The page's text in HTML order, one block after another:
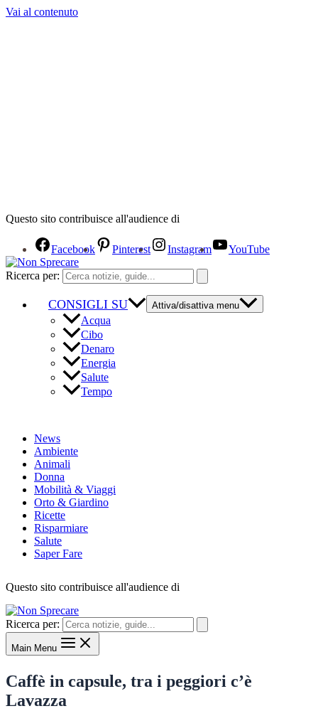
Vai al contenuto
Questo sito contribuisce all'audience di
Facebook Pinterest Instagram YouTube
Ricerca per:
CONSIGLI SU Attiva/disattiva menu
Acqua
Cibo
Denaro
Energia
Salute
Tempo
News
Ambiente
Animali
Donna
Mobilità & Viaggi
Orto & Giardino
Ricette
Risparmiare
Salute
Saper Fare
Questo sito contribuisce all'audience di
Ricerca per:
Main Menu
Caffè in capsule, tra i peggiori c’è
Lavazza